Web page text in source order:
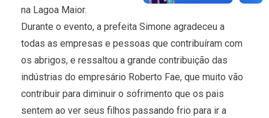
na Lagoa Maior.
Durante o evento, a prefeita Simone agradeceu a
todas as empresas e pessoas que contribuíram com
os abrigos, e ressaltou a grande contribuição das
indústrias do empresário Roberto Fae, que muito vão
contribuir para diminuir o sofrimento que os pais
sentem ao ver seus filhos passando frio para ir a